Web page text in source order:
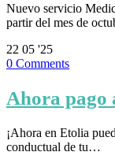
Nuevo servicio
partir del mes de
22 05 '25
0 Comments
Ahora pago
¡Ahora en Etolia
conductual de tu…